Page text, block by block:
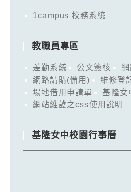
1campus 校務系統
教職員專區
差勤系統 公文簽核
網
網路請購(備用)
維修登
場地借用申請單
基隆女
網站維護之css使用說明
基隆女中校園行事曆